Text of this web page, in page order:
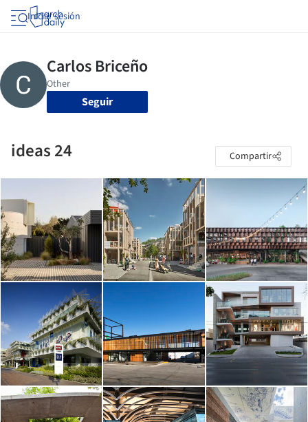
Iniciar sesión
Seguir
ideas 24 Compartir